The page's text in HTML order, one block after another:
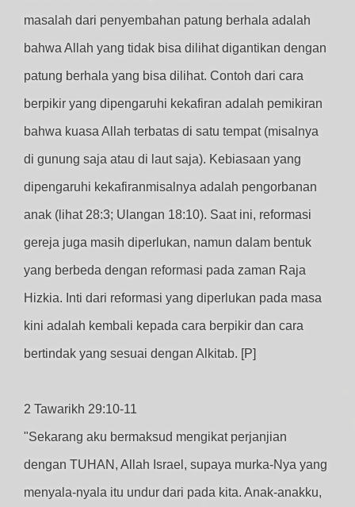
masalah dari penyembahan patung berhala adalah
bahwa Allah yang tidak bisa dilihat digantikan dengan
patung berhala yang bisa dilihat. Contoh dari cara
berpikir yang dipengaruhi kekafiran adalah pemikiran
bahwa kuasa Allah terbatas di satu tempat (misalnya
di gunung saja atau di laut saja). Kebiasaan yang
dipengaruhi kekafiranmisalnya adalah pengorbanan
anak (lihat 28:3; Ulangan 18:10). Saat ini, reformasi
gereja juga masih diperlukan, namun dalam bentuk
yang berbeda dengan reformasi pada zaman Raja
Hizkia. Inti dari reformasi yang diperlukan pada masa
kini adalah kembali kepada cara berpikir dan cara
bertindak yang sesuai dengan Alkitab. [P]
2 Tawarikh 29:10-11
"Sekarang aku bermaksud mengikat perjanjian
dengan TUHAN, Allah Israel, supaya murka-Nya yang
menyala-nyala itu undur dari pada kita. Anak-anakku,